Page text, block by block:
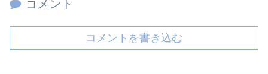
コメント
コメントを書き込む